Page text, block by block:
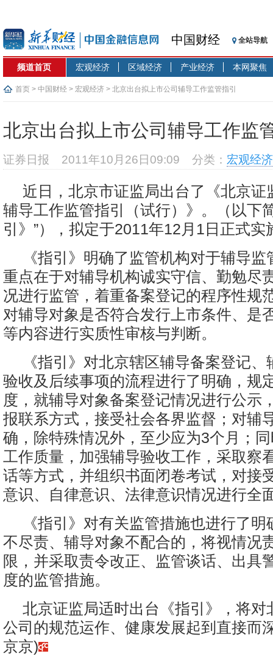
中国财经 全站导航
频道首页 宏观经济 区域经济 产业经济 本网聚焦
首页 > 中国财经 > 宏观经济 > 北京出台拟上市公司辅导工作监管指引
北京出台拟上市公司辅导工作监
证券日报 2011年10月26日09:09 分类： 宏观经济
近日，北京市证监局出台了《北京证
辅导工作监管指引（试行）》。（以下
引》”），拟定于2011年12月1日正式实
《指引》明确了监管机构对于辅导
重点在于对辅导机构诚实守信、勤勉尽
况进行监管，着重备案登记的程序性规
对辅导对象是否符合发行上市条件、是
等内容进行实质性审核与判断。
《指引》对北京辖区辅导备案登记
验收及后续事项的流程进行了明确，规
度，就辅导对象备案登记情况进行公示
报联系方式，接受社会各界监督；对辅
确，除特殊情况外，至少应为3个月；
工作质量，加强辅导验收工作，采取察
话等方式，并组织书面闭卷考试，对接
意识、自律意识、法律意识情况进行全
《指引》对有关监管措施也进行了
不尽责、辅导对象不配合的，将视情况
限，并采取责令改正、监管谈话、出具
度的监管措施。
北京证监局适时出台《指引》，将对
公司的规范运作、健康发展起到直接而
京京)